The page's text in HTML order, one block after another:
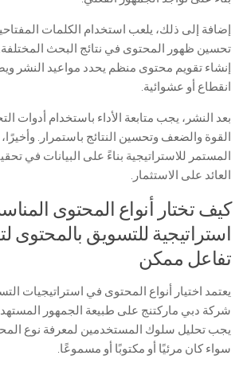
إضافة إلى ذلك، يلعب استخدام الكلمات
تحسين ظهور المحتوى في نتائج البحث
إنشاء تقويم محتوى منظم يحدد مواعيد النشر
انقطاع أو عشوائية.
بعد النشر، يجب متابعة الأداء باستخدام أدوات
القوة والضعف وتحسين النتائج باستمرار.
المستمر للاستراتيجية بناءً على البيانات في
العائد على الاستثمار.
كيف تختار أنواع المحتوى
استراتيجية للتسويق بالمحتوى
تفاعل ممكن
يعتمد اختيار أنواع المحتوى في استراتيجيات
شركة دبي ماركتنج على طبيعة الجمهور
يجب تحليل سلوك المستخدمين لمعرفة نوع
سواء كان مرئيًا أو مكتوبًا أو مسموعًا.